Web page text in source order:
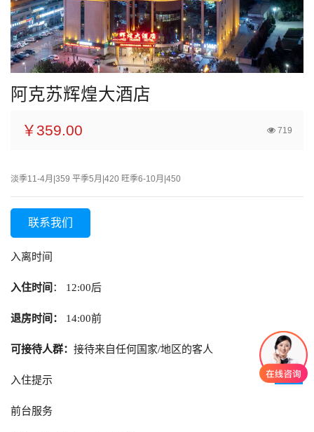
阿克苏辉煌大酒店
￥359.00 719
淡季11-4月|359 平季5月|420 旺季6-10月|450
联系我们
入离时间
入住时间 ： 12:00后
退房时间： 14:00前
可接待人群： 接待来自任何国家/地区的客人
入住提示
前台服务